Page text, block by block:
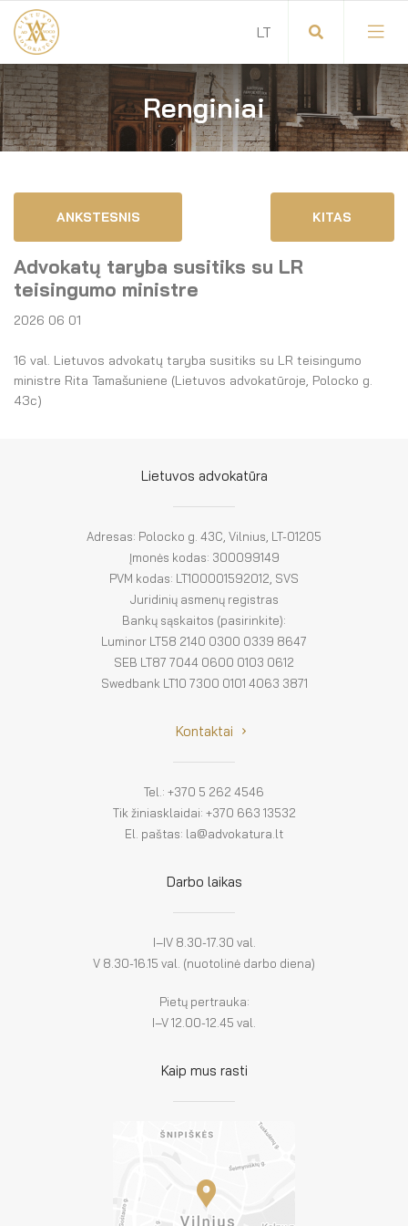
Visuotinis advokatų susirinkimas
Advokatų tarybos pirmininkas
Advokatų taryba
Komitetai
Garbės teismas
Administracija
Savitarna
Savivaldos teisės aktai
Dokumentų atmintinė
Gynėjas
FR
ES
Renginiai
ANKSTESNIS KITAS
Advokatų taryba susitiks su LR
teisingumo ministre
2026 06 01
16 val. Lietuvos advokatų taryba susitiks su LR teisingumo
ministre Rita Tamašuniene (Lietuvos advokatūroje, Polocko g.
43c)
Lietuvos advokatūra
Adresas: Polocko g. 43C, Vilnius, LT-01205
Įmonės kodas: 300099149
PVM kodas: LT100001592012, SVS
Juridinių asmenų registras
Bankų sąskaitos (pasirinkite):
Luminor LT58 2140 0300 0339 8647
SEB LT87 7044 0600 0103 0612
Swedbank LT10 7300 0101 4063 3871
Kontaktai
Tel.: +370 5 262 4546
Tik žiniasklaidai: +370 663 13532
El. paštas: la@advokatura.lt
Darbo laikas
I–IV 8.30-17.30 val.
V 8.30-16.15 val. (nuotolinė darbo diena)
Pietų pertrauka:
I–V 12.00-12.45 val.
Kaip mus rasti